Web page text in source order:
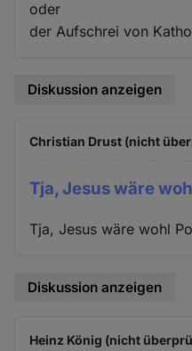
oder
der Aufschrei von
Diskussion anzeigen
Christian Drust (nicht
Tja, Jesus wäre
Tja, Jesus wäre wohl
Diskussion anzeigen
Heinz König (nicht